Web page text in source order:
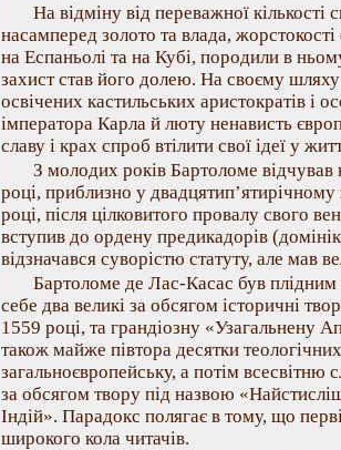
На відміну від переважної кількості
насамперед золото та влада,
на Еспаньолі та на Кубі, породили в
захист став його долею. На своєму
освічених кастильських аристократів і
імператора Карла й люту ненависть
славу і крах спроб втілити свої ідеї у
З молодих років Бартоломе відчував
році, приблизно у
році, після цілковитого провалу свого
вступив до ордену предикадорів
відзначався суворістю статуту, але мав
Бартоломе де Лас-Касас був
себе два великі за обсягом історичні
1559 році, та грандіозну «Узагальнену
також майже півтора десятки
загальноєвропейську, а потім всесвітню
за обсягом твору під назвою
Індій». Парадокс полягає в тому, що
широкого кола читачів.